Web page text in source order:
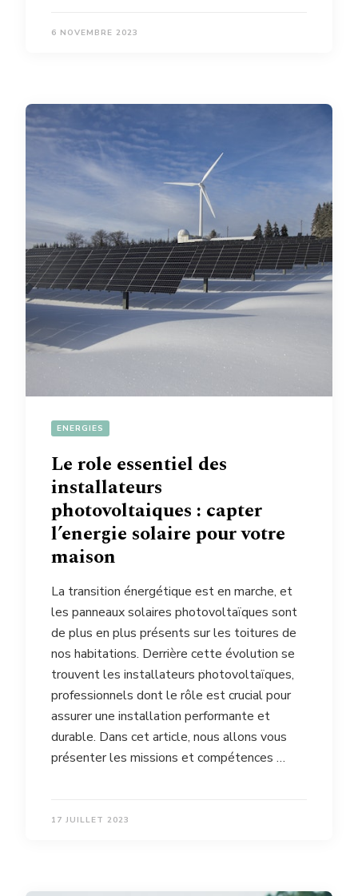
6 NOVEMBRE 2023
ENERGIES
Le role essentiel des
installateurs
photovoltaiques : capter
l’energie solaire pour votre
maison
La transition énergétique est en marche, et
les panneaux solaires photovoltaïques sont
de plus en plus présents sur les toitures de
nos habitations. Derrière cette évolution se
trouvent les installateurs photovoltaïques,
professionnels dont le rôle est crucial pour
assurer une installation performante et
durable. Dans cet article, nous allons vous
présenter les missions et compétences …
17 JUILLET 2023